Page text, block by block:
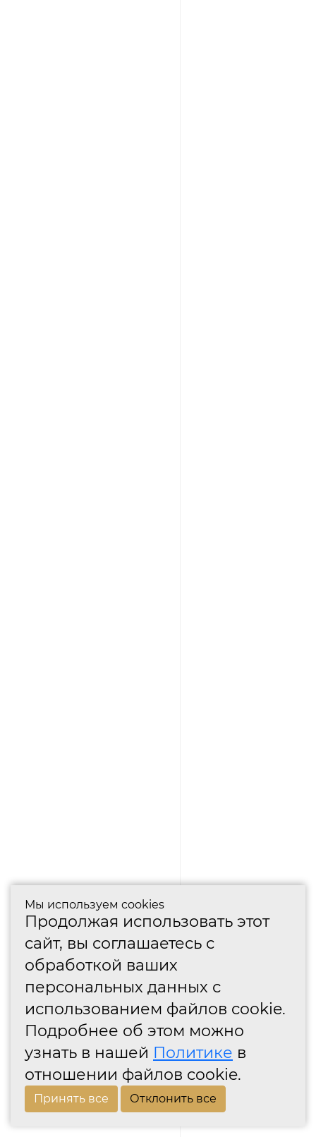
Мы используем cookies
Продолжая использовать этот
сайт, вы соглашаетесь с
обработкой ваших
персональных данных с
использованием файлов cookie.
Подробнее об этом можно
узнать в нашей Политике в
отношении файлов cookie.
Принять все Отклонить все